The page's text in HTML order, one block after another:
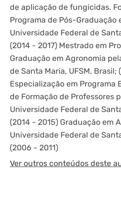
de aplicação de fungicidas.
Programa de Pós-Graduação
Universidade Federal de
(2014 - 2017) Mestrado em
Graduação em Agronomia
de Santa Maria, UFSM, Brasil;
Especialização em Programa
de Formação de Professores
Universidade Federal de
(2014 - 2015) Graduação em
Universidade Federal de
(2006 - 2011)
Ver outros conteúdos deste